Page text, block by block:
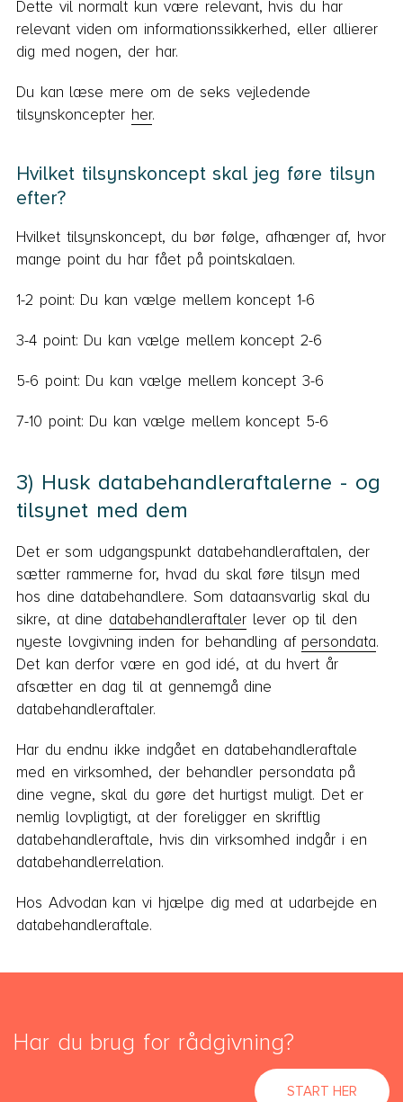
Dette vil normalt kun være relevant, hvis du har
relevant viden om informationssikkerhed, eller allierer
dig med nogen, der har.
Du kan læse mere om de seks vejledende
tilsynskoncepter her.
Hvilket tilsynskoncept skal jeg føre tilsyn
efter?
Hvilket tilsynskoncept, du bør følge, afhænger af, hvor
mange point du har fået på pointskalaen.
1-2 point: Du kan vælge mellem koncept 1-6
3-4 point: Du kan vælge mellem koncept 2-6
5-6 point: Du kan vælge mellem koncept 3-6
7-10 point: Du kan vælge mellem koncept 5-6
3) Husk databehandleraftalerne - og
tilsynet med dem
Det er som udgangspunkt databehandleraftalen, der
sætter rammerne for, hvad du skal føre tilsyn med
hos dine databehandlere. Som dataansvarlig skal du
sikre, at dine databehandleraftaler lever op til den
nyeste lovgivning inden for behandling af persondata.
Det kan derfor være en god idé, at du hvert år
afsætter en dag til at gennemgå dine
databehandleraftaler.
Har du endnu ikke indgået en databehandleraftale
med en virksomhed, der behandler persondata på
dine vegne, skal du gøre det hurtigst muligt. Det er
nemlig lovpligtigt, at der foreligger en skriftlig
databehandleraftale, hvis din virksomhed indgår i en
databehandlerrelation.
Hos Advodan kan vi hjælpe dig med at udarbejde en
databehandleraftale.
Har du brug for rådgivning?
START HER